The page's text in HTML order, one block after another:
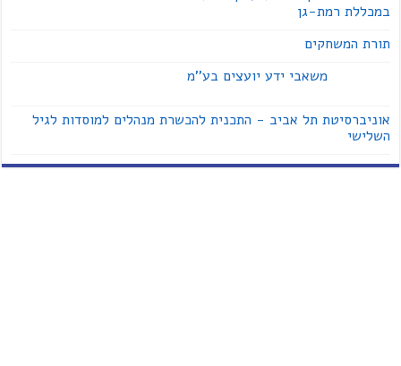
במכללת רמת-גן
תורת המשחקים
משאבי ידע יועצים בע''מ
אוניברסיטת תל אביב - התכנית להכשרת מנהלים למוסדות לגיל
השלישי